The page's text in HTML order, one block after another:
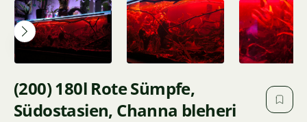
(200) 180l Rote Sümpfe,
Südostasien, Channa bleheri